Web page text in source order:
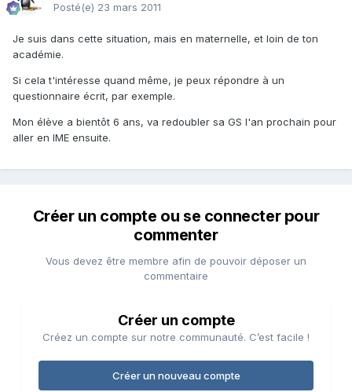
Posté(e) 23 mars 2011
Je suis dans cette situation, mais en maternelle, et loin de ton
académie.
Si cela t'intéresse quand même, je peux répondre à un
questionnaire écrit, par exemple.
Mon élève a bientôt 6 ans, va redoubler sa GS l'an prochain pour
aller en IME ensuite.
Créer un compte ou se connecter pour
commenter
Vous devez être membre afin de pouvoir déposer un
commentaire
Créer un compte
Créez un compte sur notre communauté. C’est facile !
Créer un nouveau compte